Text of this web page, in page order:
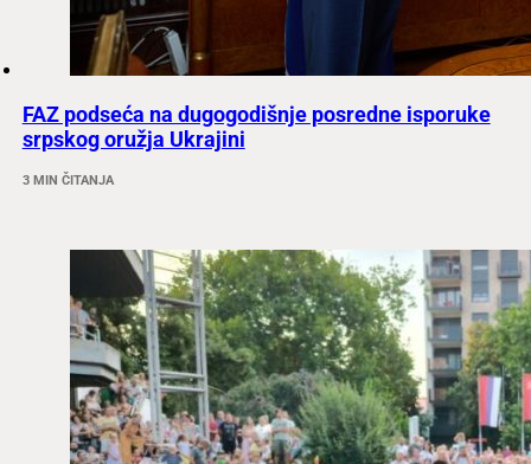
FAZ podseća na dugogodišnje posredne isporuke
srpskog oružja Ukrajini
3 MIN ČITANJA